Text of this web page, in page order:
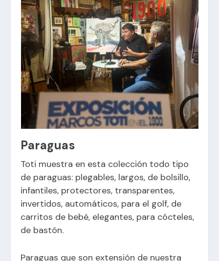
Paraguas
Toti muestra en esta colección todo tipo
de paraguas: plegables, largos, de bolsillo,
infantiles, protectores, transparentes,
invertidos, automáticos, para el golf, de
carritos de bebé, elegantes, para cócteles,
de bastón.
Paraguas que son extensión de nuestra